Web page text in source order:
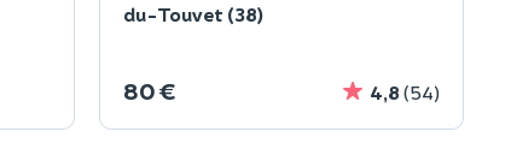
du-Touvet (38)
80 € 4,8 (54)